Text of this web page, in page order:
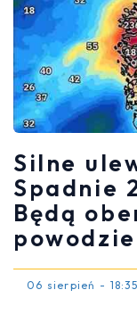
Silne
Spadnie
Będą
06 sierpień - 18:35